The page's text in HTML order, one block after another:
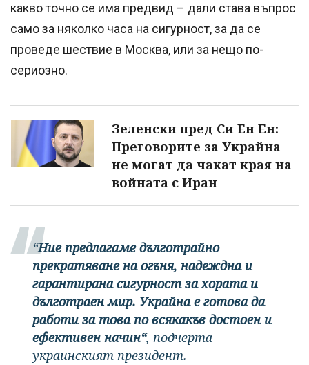
какво точно се има предвид – дали става въпрос
само за няколко часа на сигурност, за да се
проведе шествие в Москва, или за нещо по-
сериозно.
Зеленски пред Си Ен Ен:
Преговорите за Украйна
не могат да чакат края на
войната с Иран
“Ние предлагаме дълготрайно
прекратяване на огъня, надеждна и
гарантирана сигурност за хората и
дълготраен мир. Украйна е готова да
работи за това по всякакъв достоен и
ефективен начин“, подчерта
украинският президент.